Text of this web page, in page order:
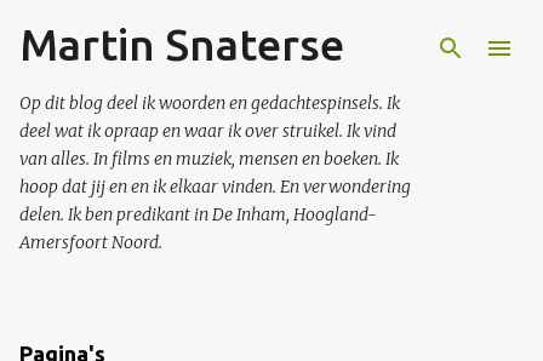
Doorgaan naar hoofdcontent
Martin Snaterse
Op dit blog deel ik woorden en gedachtespinsels. Ik
deel wat ik opraap en waar ik over struikel. Ik vind
van alles. In films en muziek, mensen en boeken. Ik
hoop dat jij en en ik elkaar vinden. En verwondering
delen. Ik ben predikant in De Inham, Hoogland-
Amersfoort Noord.
Pagina's